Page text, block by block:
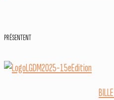
PRÉSENTENT